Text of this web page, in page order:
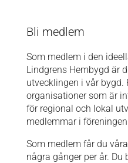
Bli medlem
Som medlem i den
Lindgrens Hembygd är
utvecklingen i vår bygd.
organisationer som är
för regional och lokal
medlemmar i
Som medlem får du
några gånger per år.